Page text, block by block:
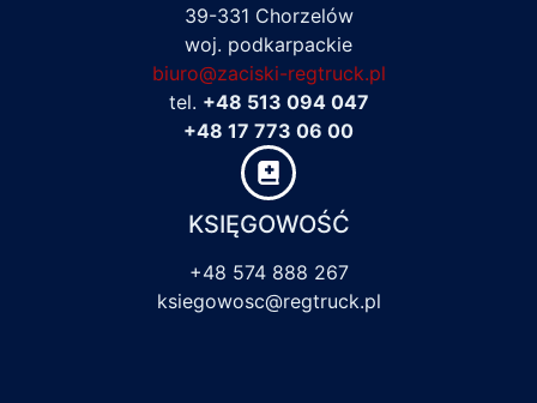
39-331 Chorzelów
woj. podkarpackie
biuro@zaciski-regtruck.pl
tel. +48 513 094 047
+48 17 773 06 00
KSIĘGOWOŚĆ
+48 574 888 267
ksiegowosc@regtruck.pl